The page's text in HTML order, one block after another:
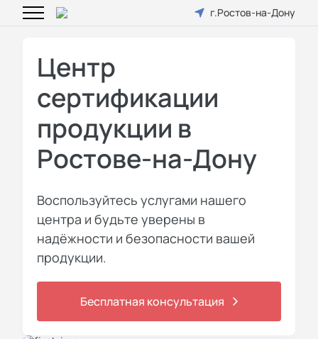
г.Ростов-на-Дону
Центр
сертификации
продукции в
Ростове-на-Дону
Воспользуйтесь услугами нашего
центра и будьте уверены в
надёжности и безопасности вашей
продукции.
Бесплатная консультация